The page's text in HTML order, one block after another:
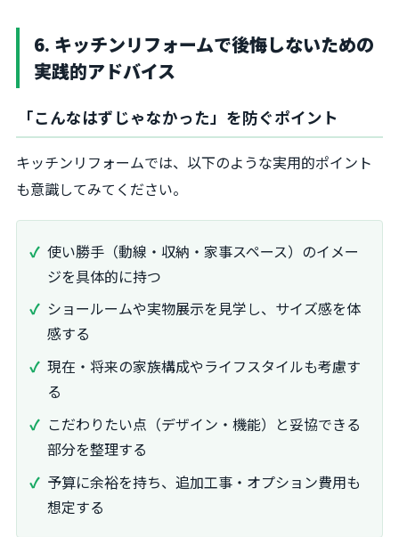
6. キッチンリフォームで後悔しないための
実践的アドバイス
「こんなはずじゃなかった」を防ぐポイント
キッチンリフォームでは、以下のような実用的ポイント
も意識してみてください。
使い勝手（動線・収納・家事スペース）のイメー
ジを具体的に持つ
ショールームや実物展示を見学し、サイズ感を体
感する
現在・将来の家族構成やライフスタイルも考慮す
る
こだわりたい点（デザイン・機能）と妥協できる
部分を整理する
予算に余裕を持ち、追加工事・オプション費用も
想定する